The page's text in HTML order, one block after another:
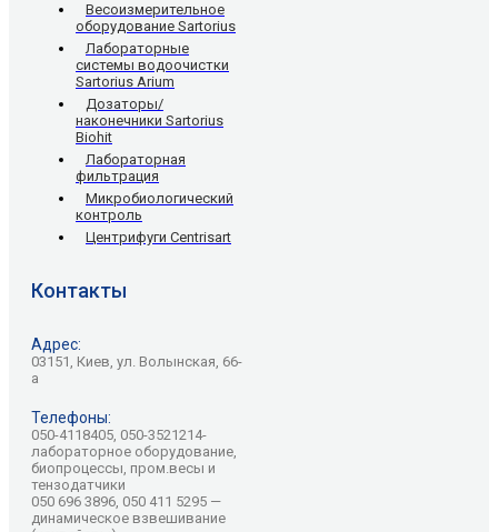
Весоизмерительное
оборудование Sartorius
Лабораторные
системы водоочистки
Sartorius Arium
Дозаторы/
наконечники Sartorius
Biohit
Лабораторная
фильтрация
Микробиологический
контроль
Центрифуги Centrisart
Контакты
Адрес:
03151, Киев, ул. Волынская, 66-
а
Телефоны:
050-4118405, 050-3521214-
лабораторное оборудование,
биопроцессы, пром.весы и
тензодатчики
050 696 3896, 050 411 5295 —
динамическое взвешивание